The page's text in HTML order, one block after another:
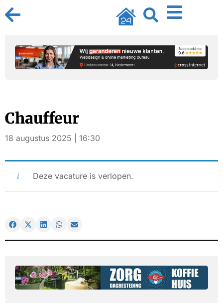
Chauffeur
18 augustus 2025 | 16:30
Deze vacature is verlopen.